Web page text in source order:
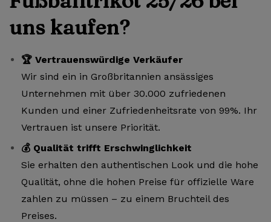
uns kaufen?
🏆 Vertrauenswürdige Verkäufer
Wir sind ein in Großbritannien ansässiges
Unternehmen mit über 30.000 zufriedenen
Kunden und einer Zufriedenheitsrate von 99%. Ihr
Vertrauen ist unsere Priorität.
💰 Qualität trifft Erschwinglichkeit
Sie erhalten den authentischen Look und die hohe
Qualität, ohne die hohen Preise für offizielle Ware
zahlen zu müssen – zu einem Bruchteil des
Preises.